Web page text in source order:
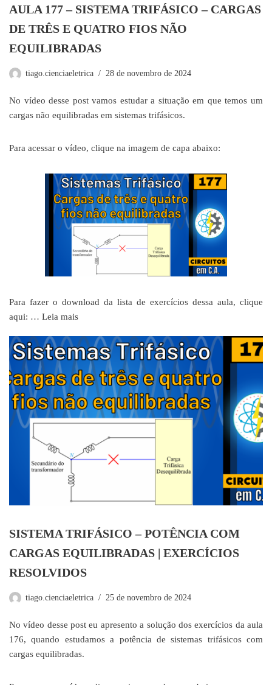
AULA 177 – SISTEMA TRIFÁSICO – CARGAS
DE TRÊS E QUATRO FIOS NÃO
EQUILIBRADAS
tiago.cienciaeletrica 28 de novembro de 2024
No vídeo desse post vamos estudar a situação em que temos um
cargas não equilibradas em sistemas trifásicos.
Para acessar o vídeo, clique na imagem de capa abaixo:
Para fazer o download da lista de exercícios dessa aula, clique
aqui: … Leia mais
SISTEMA TRIFÁSICO – POTÊNCIA COM
CARGAS EQUILIBRADAS | EXERCÍCIOS
RESOLVIDOS
tiago.cienciaeletrica 25 de novembro de 2024
No vídeo desse post eu apresento a solução dos exercícios da aula
176, quando estudamos a potência de sistemas trifásicos com
cargas equilibradas.